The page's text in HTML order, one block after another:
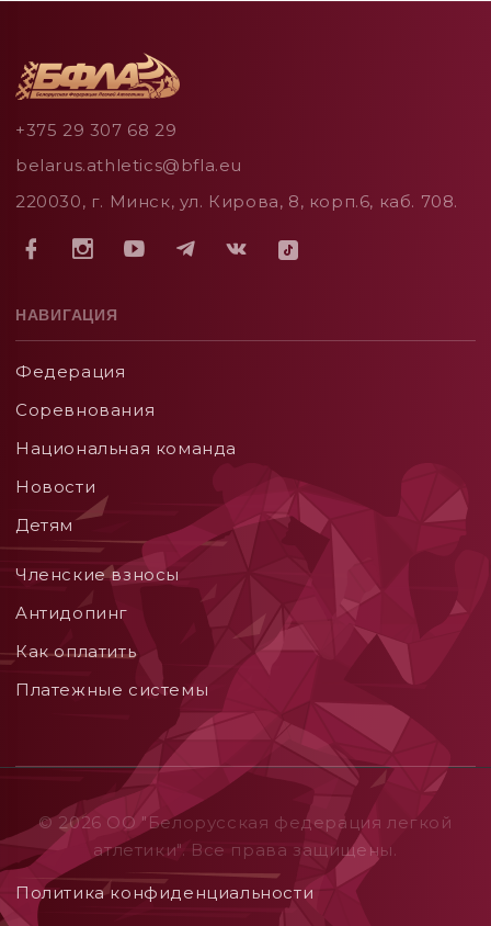
+375 29 307 68 29
belarus.athletics@bfla.eu
220030, г. Минск, ул. Кирова, 8, корп.6, каб. 708.
НАВИГАЦИЯ
Федерация
Соревнования
Национальная команда
Новости
Детям
Членские взносы
Aнтидопинг
Как оплатить
Платежные системы
© 2026 ОO "Белорусская федерация легкой
атлетики". Все права защищены.
Политика конфиденциальности